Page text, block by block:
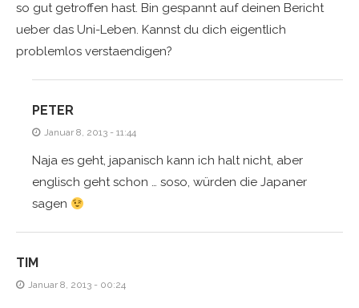
so gut getroffen hast. Bin gespannt auf deinen Bericht
ueber das Uni-Leben. Kannst du dich eigentlich
problemlos verstaendigen?
PETER
Januar 8, 2013 - 11:44
Naja es geht, japanisch kann ich halt nicht, aber
englisch geht schon … soso, würden die Japaner
sagen
TIM
Januar 8, 2013 - 00:24